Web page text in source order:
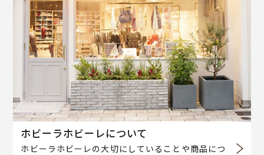
ホビーラホビーレについて
ホビーラホビーレの大切にしていることや商品につ